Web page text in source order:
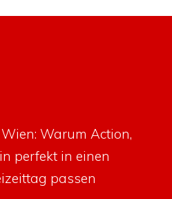
Warum Action,
perfekt in einen
passen